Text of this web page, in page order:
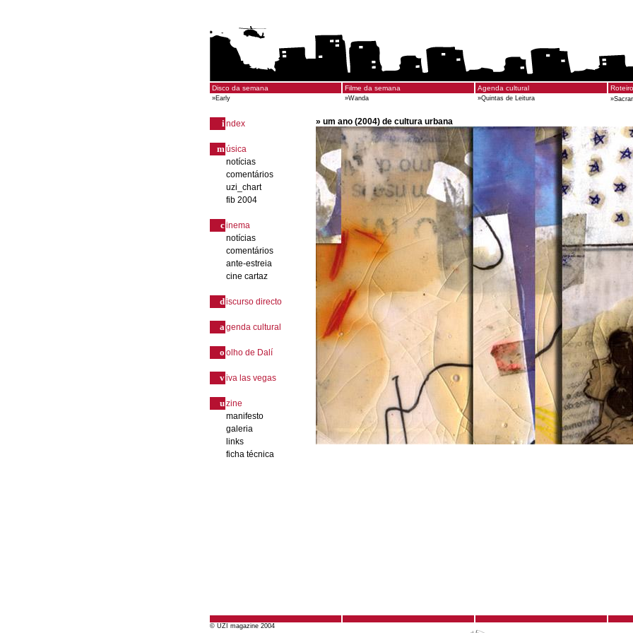
Disco da semana Filme da semana Agenda cultural Roteiro
»Early »Wanda »Quintas de Leitura »
index
música
notícias
comentários
uzi_chart
fib 2004
cinema
notícias
comentários
ante-estreia
cine cartaz
discurso directo
agenda cultural
o olho de Dalí
viva las vegas
uzine
manifesto
galeria
links
ficha técnica
» um ano (2004) de cultura urbana
© UZI magazine 2004